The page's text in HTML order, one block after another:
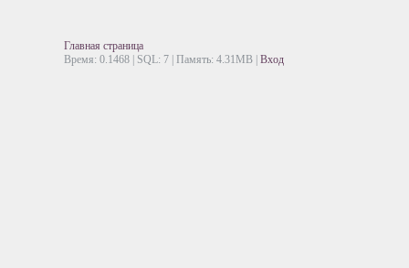
Главная страница
Время: 0.1468 | SQL: 7 | Память: 4.31MB Вход